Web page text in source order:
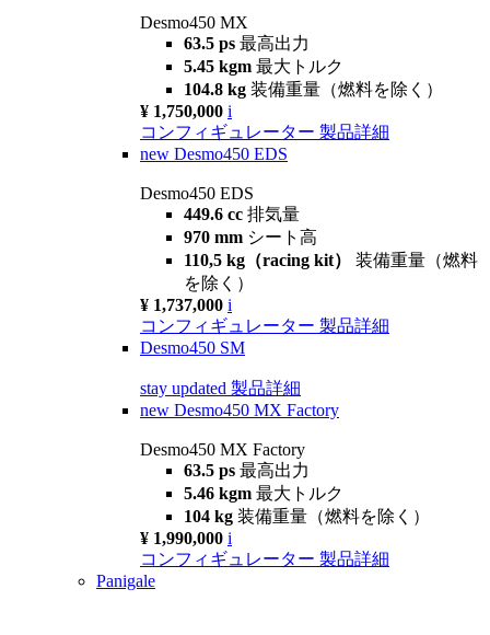
Desmo450 MX
63.5 ps 最高出力
5.45 kgm 最大トルク
104.8 kg 装備重量（燃料を除く）
¥ 1,750,000 i
コンフィギュレーター 製品詳細
new Desmo450 EDS
Desmo450 EDS
449.6 cc 排気量
970 mm シート高
110,5 kg（racing kit） 装備重量（燃料
を除く）
¥ 1,737,000 i
コンフィギュレーター 製品詳細
Desmo450 SM
stay updated 製品詳細
new Desmo450 MX Factory
Desmo450 MX Factory
63.5 ps 最高出力
5.46 kgm 最大トルク
104 kg 装備重量（燃料を除く）
¥ 1,990,000 i
コンフィギュレーター 製品詳細
Panigale